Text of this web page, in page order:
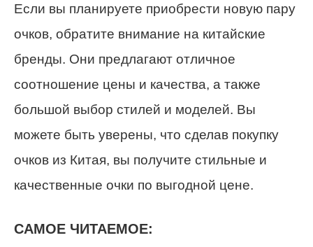
Если вы планируете приобрести новую пару
очков, обратите внимание на китайские
бренды. Они предлагают отличное
соотношение цены и качества, а также
большой выбор стилей и моделей. Вы
можете быть уверены, что сделав покупку
очков из Китая, вы получите стильные и
качественные очки по выгодной цене.
САМОЕ ЧИТАЕМОЕ: